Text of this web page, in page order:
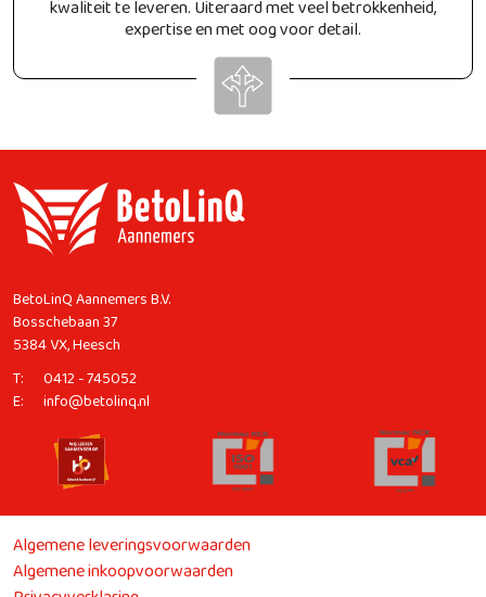
kwaliteit te leveren. Uiteraard met veel betrokkenheid,
expertise en met oog voor detail.
BetoLinQ Aannemers B.V.
Bosschebaan 37
5384 VX, Heesch
T: 0412 - 745052
E: info@betolinq.nl
Algemene leveringsvoorwaarden
Algemene inkoopvoorwaarden